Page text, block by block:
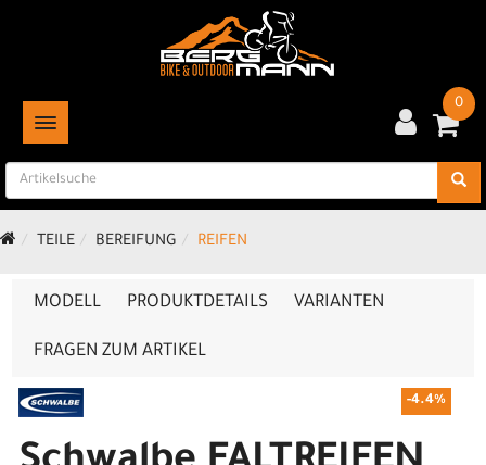
TOGGLE NAVIGATION
0
TEILE BEREIFUNG REIFEN
MODELL PRODUKTDETAILS VARIANTEN
FRAGEN ZUM ARTIKEL
-4.4%